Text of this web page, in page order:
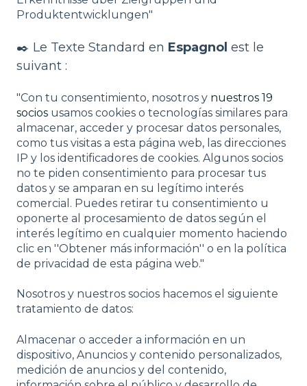
Produktentwicklungen"
✒️ Le Texte Standard en Espagnol est le
suivant :
"Con tu consentimiento, nosotros y nuestros 19
socios usamos cookies o tecnologías similares para
almacenar, acceder y procesar datos personales,
como tus visitas a esta página web, las direcciones
IP y los identificadores de cookies. Algunos socios
no te piden consentimiento para procesar tus
datos y se amparan en su legítimo interés
comercial. Puedes retirar tu consentimiento u
oponerte al procesamiento de datos según el
interés legítimo en cualquier momento haciendo
clic en ''Obtener más información'' o en la política
de privacidad de esta página web."
Nosotros y nuestros socios hacemos el siguiente
tratamiento de datos:
Almacenar o acceder a información en un
dispositivo, Anuncios y contenido personalizados,
medición de anuncios y del contenido,